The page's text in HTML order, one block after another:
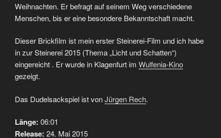
Weihnachten. Er befragt auf seinem Weg verschiedene
Menschen, bis er eine besondere Bekanntschaft macht.
Dieser Brickfilm ist mein erster Steinerei-Film und ich habe
in zur Steinerei 2015 (Thema „Licht und Schatten“)
eingereicht . Er wurde in Klagenfurt im Wulfenia-Kino
gezeigt.
Das Dudelsackspiel ist vonJürgen Rech.
Länge: 06:01
Release: 24. Mai 2015